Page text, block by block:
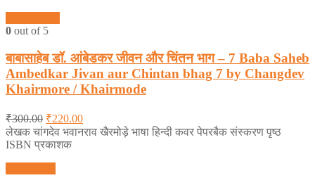
0 out of 5
बाबासाहेब डॉ. आंबेडकर जीवन और चिंतन भाग – 7 Baba Saheb
Ambedkar Jivan aur Chintan bhag 7 by Changdev
Khairmore / Khairmode
₹300.00 ₹220.00
लेखक चांगदेव भवानराव खैरमोड़े भाषा हिन्दी कवर पेपरबैक संस्करण पृष्ठ
ISBN प्रकाशक